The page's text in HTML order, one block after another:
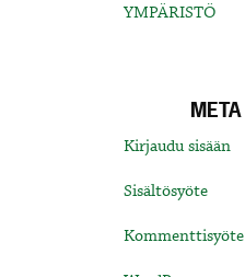
YMPÄRISTÖ
META
Kirjaudu sisään
Sisältösyöte
Kommenttisyöte